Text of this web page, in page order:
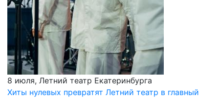
8 июля, Летний театр Екатеринбурга
Хиты нулевых превратят Летний театр в главный